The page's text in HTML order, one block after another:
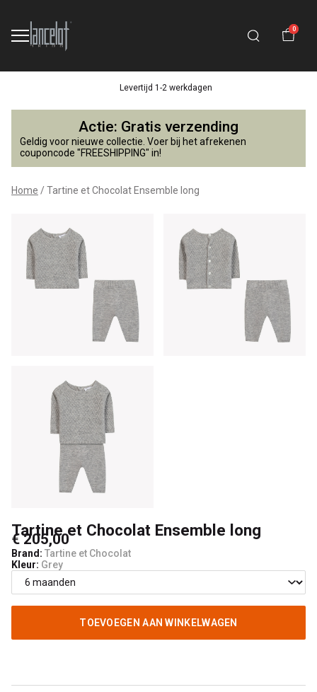
0
Levertijd 1-2 werkdagen
Tartine
et
Chocolat
Ensemble
long
Lancelot
Actie: Gratis verzending
Geldig voor nieuwe collectie. Voer bij het afrekenen
couponcode "FREESHIPPING" in!
Home Tartine et Chocolat Ensemble long
Tartine et Chocolat Ensemble long
€ 205,00
Brand: Tartine et Chocolat
Kleur: Grey
TOEVOEGEN AAN WINKELWAGEN